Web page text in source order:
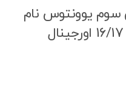
سوم یوونتوس نام
دلخواه(چاپ اختصاصی) 16/17 اورجینال